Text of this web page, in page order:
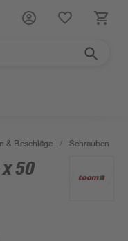
& Beschläge / Schrauben
50